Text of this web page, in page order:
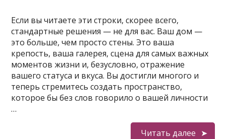
Если вы читаете эти строки, скорее всего,
стандартные решения — не для вас. Ваш дом —
это больше, чем просто стены. Это ваша
крепость, ваша галерея, сцена для самых важных
моментов жизни и, безусловно, отражение
вашего статуса и вкуса. Вы достигли многого и
теперь стремитесь создать пространство,
которое бы без слов говорило о вашей личности
…
Читать далее